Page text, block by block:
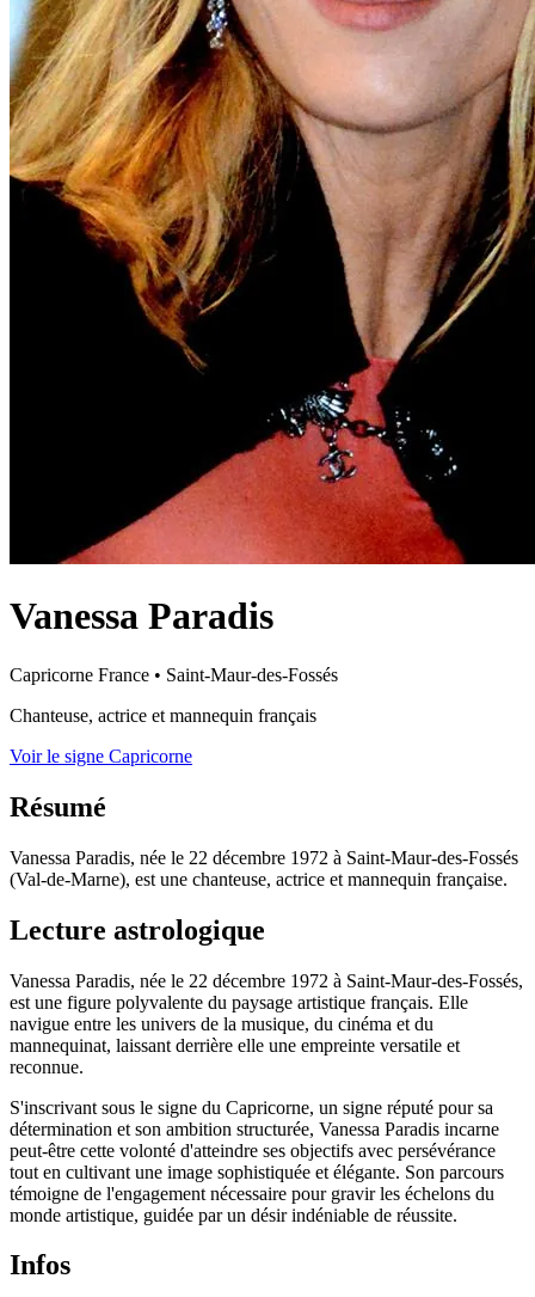
Vanessa Paradis
Capricorne France • Saint-Maur-des-Fossés
Chanteuse, actrice et mannequin français
Voir le signe Capricorne
Résumé
Vanessa Paradis, née le 22 décembre 1972 à Saint-Maur-des-Fossés
(Val-de-Marne), est une chanteuse, actrice et mannequin française.
Lecture astrologique
Vanessa Paradis, née le 22 décembre 1972 à Saint-Maur-des-Fossés,
est une figure polyvalente du paysage artistique français. Elle
navigue entre les univers de la musique, du cinéma et du
mannequinat, laissant derrière elle une empreinte versatile et
reconnue.
S'inscrivant sous le signe du Capricorne, un signe réputé pour sa
détermination et son ambition structurée, Vanessa Paradis incarne
peut-être cette volonté d'atteindre ses objectifs avec persévérance
tout en cultivant une image sophistiquée et élégante. Son parcours
témoigne de l'engagement nécessaire pour gravir les échelons du
monde artistique, guidée par un désir indéniable de réussite.
Infos